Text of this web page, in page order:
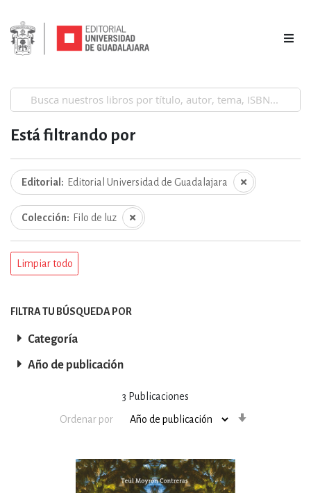
3 Publicaciones
Ordenar por
Está filtrando por
Editorial Editorial Universidad de Guadalajara
Colección Filo de luz
Limpiar todo
FILTRA TU BÚSQUEDA POR
Categoría
Año de publicación